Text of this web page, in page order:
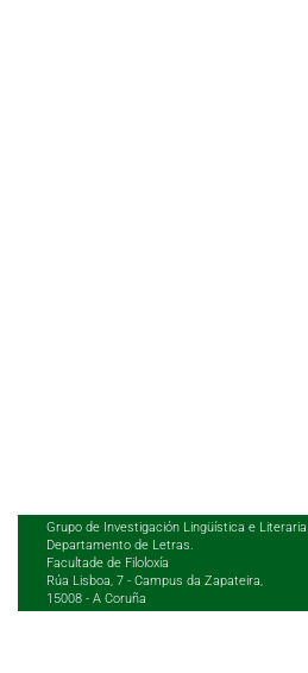
Grupo de Investigación Lingüística e Literaria
Departamento de Letras.
Facultade de Filoloxía
Rúa Lisboa, 7 - Campus da Zapateira,
15008 - A Coruña